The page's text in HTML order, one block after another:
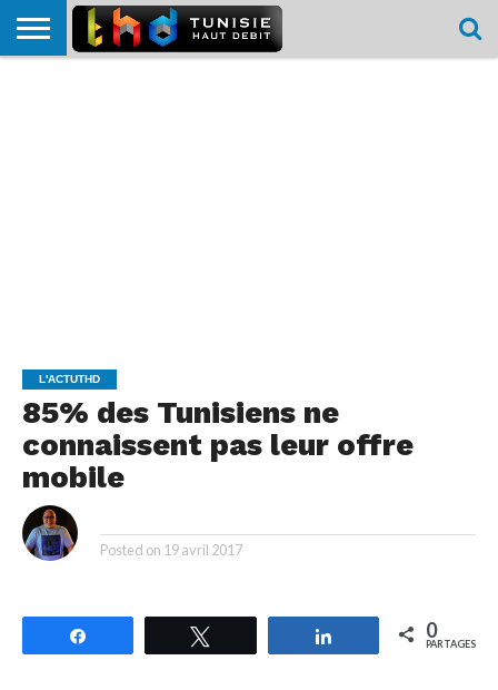
L'ACTUTHD
85% des Tunisiens ne
connaissent pas leur offre
mobile
Posted on 19 avril 2017
Partagez 0
PARTAGES